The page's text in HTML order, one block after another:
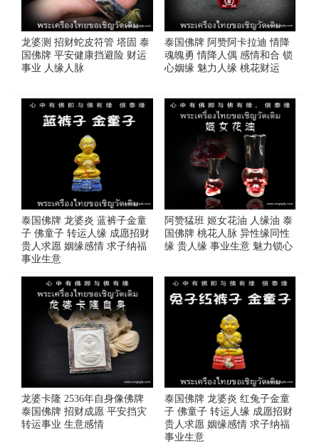
龙婆测 招财蛇皮符管 塔固 泰
国佛牌 平安健康挡避险 财运
事业 人缘人脉
泰国佛牌 阿赞阿卡拉迪 情降
魂魄勇 情降人偶 感情和合 锁
心姻缘 魅力人缘 桃花财运
泰国佛牌 龙婆炎 蓝裤子金童
子 佛童子 转运人缘 成愿招财
贵人求愿 姻缘感情 求子纳福
事业生意
阿赞猛班 姬女花油 人缘油 泰
国佛牌 桃花人脉 异性缘同性
缘 贵人缘 事业生意 魅力锁心
龙婆卡隆 2536年自身像佛牌
泰国佛牌 招财成愿 平安挡灾
转运事业 生意感情
泰国佛牌 龙婆炎 红兔子金童
子 佛童子 转运人缘 成愿招财
贵人求愿 姻缘感情 求子纳福
事业生意